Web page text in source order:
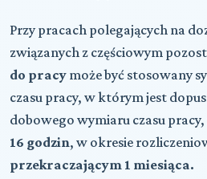
Przy pracach polegających na
związanych z częściowym
do pracy może być stosowany
czasu pracy, w którym jest
dobowego wymiaru czasu
16 godzin, w okresie
przekraczającym 1 miesiąca.